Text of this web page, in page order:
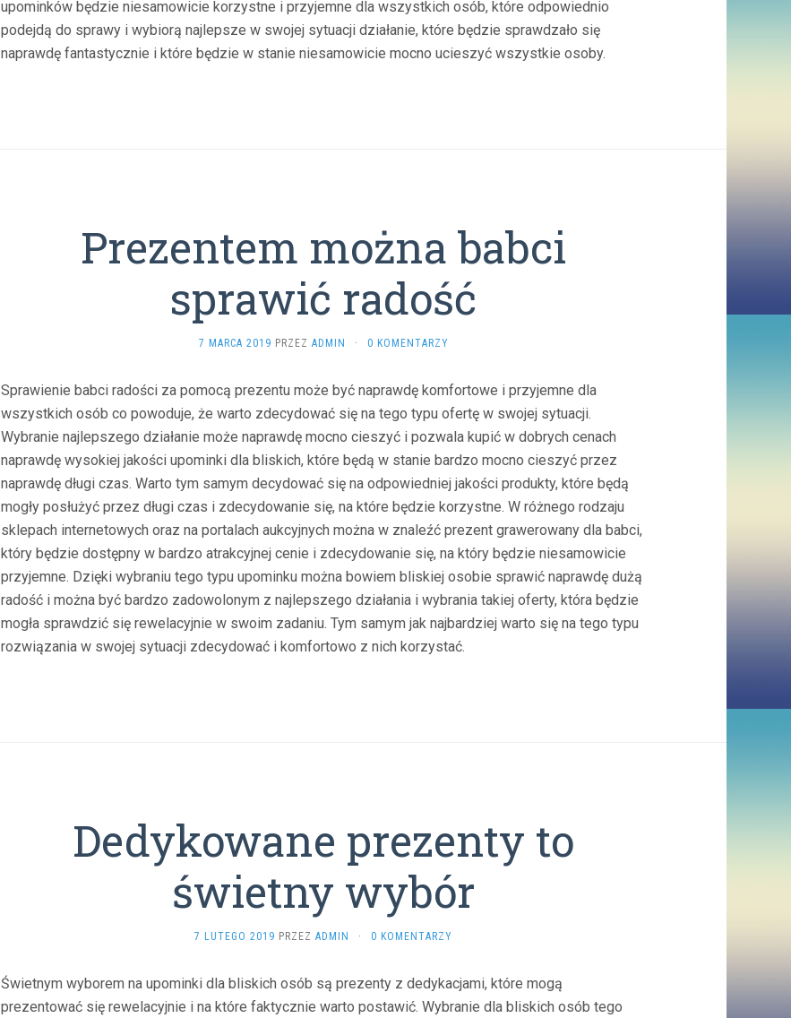
upominków będzie niesamowicie korzystne i przyjemne dla wszystkich osób, które odpowiednio
podejdą do sprawy i wybiorą najlepsze w swojej sytuacji działanie, które będzie sprawdzało się
naprawdę fantastycznie i które będzie w stanie niesamowicie mocno ucieszyć wszystkie osoby.
Prezentem można babci
sprawić radość
7 MARCA 2019 PRZEZ ADMIN · 0 KOMENTARZY
Sprawienie babci radości za pomocą prezentu może być naprawdę komfortowe i przyjemne dla
wszystkich osób co powoduje, że warto zdecydować się na tego typu ofertę w swojej sytuacji.
Wybranie najlepszego działanie może naprawdę mocno cieszyć i pozwala kupić w dobrych cenach
naprawdę wysokiej jakości upominki dla bliskich, które będą w stanie bardzo mocno cieszyć przez
naprawdę długi czas. Warto tym samym decydować się na odpowiedniej jakości produkty, które będą
mogły posłużyć przez długi czas i zdecydowanie się, na które będzie korzystne. W różnego rodzaju
sklepach internetowych oraz na portalach aukcyjnych można w znaleźć prezent grawerowany dla babci,
który będzie dostępny w bardzo atrakcyjnej cenie i zdecydowanie się, na który będzie niesamowicie
przyjemne. Dzięki wybraniu tego typu upominku można bowiem bliskiej osobie sprawić naprawdę dużą
radość i można być bardzo zadowolonym z najlepszego działania i wybrania takiej oferty, która będzie
mogła sprawdzić się rewelacyjnie w swoim zadaniu. Tym samym jak najbardziej warto się na tego typu
rozwiązania w swojej sytuacji zdecydować i komfortowo z nich korzystać.
Dedykowane prezenty to
świetny wybór
7 LUTEGO 2019 PRZEZ ADMIN · 0 KOMENTARZY
Świetnym wyborem na upominki dla bliskich osób są prezenty z dedykacjami, które mogą
prezentować się rewelacyjnie i na które faktycznie warto postawić. Wybranie dla bliskich osób tego